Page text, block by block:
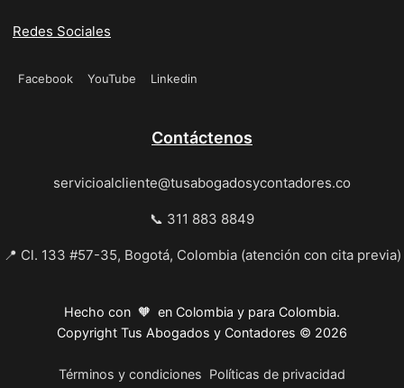
Redes Sociales
Facebook YouTube Linkedin
Contáctenos
servicioalcliente@tusabogadosycontadores.co
📞 311 883 8849
📍 Cl. 133 #57-35, Bogotá, Colombia (atención con cita previa)
Hecho con 🧡 en Colombia y para Colombia.
Copyright Tus Abogados y Contadores © 2026
Términos y condiciones Políticas de privacidad